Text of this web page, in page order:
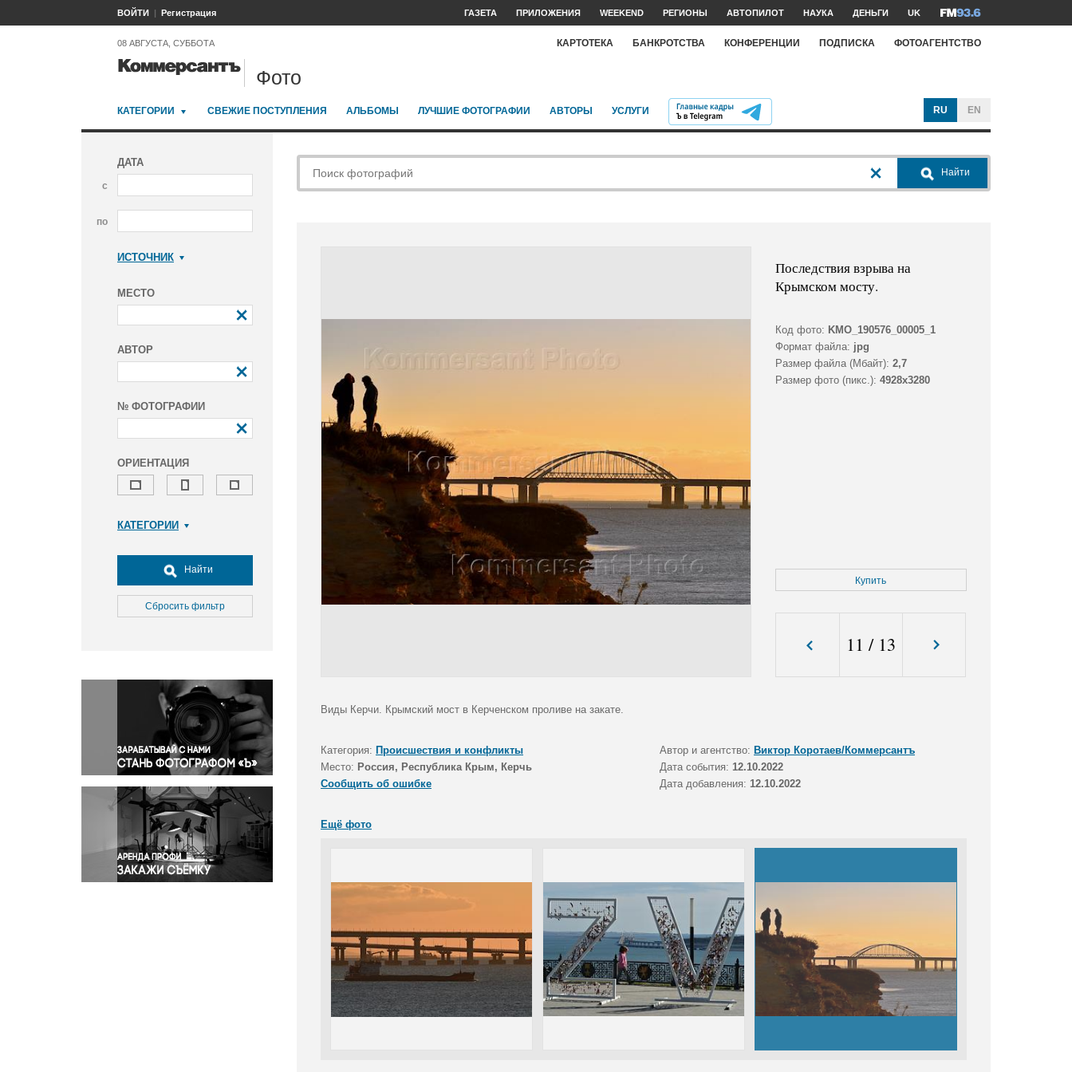
ВОЙТИ Регистрация ГАЗЕТА ПРИЛОЖЕНИЯ WEEKEND РЕГИОНЫ АВТОПИЛОТ НАУКА ДЕНЬГИ UK
08 АВГУСТА, СУББОТА КАРТОТЕКА БАНКРОТСТВА КОНФЕРЕНЦИИ ПОДПИСКА ФОТОАГЕНТСТВО
Фото
КАТЕГОРИИ СВЕЖИЕ ПОСТУПЛЕНИЯ АЛЬБОМЫ ЛУЧШИЕ ФОТОГРАФИИ АВТОРЫ УСЛУГИ RU EN
ДАТА
с
по
ИСТОЧНИК
МЕСТО
АВТОР
№ ФОТОГРАФИИ
ОРИЕНТАЦИЯ
КАТЕГОРИИ
Досуг, туризм и отдых
Культура
Медицина
Окружающая среда
Политика
Правосудие
Происшествия и конфликты
Религия
Светская жизнь
Спорт
Экология
Экономика и бизнес
Найти
Сбросить фильтр
Найти
Последствия взрыва на
Крымском мосту.
Код фото: KMO_190576_00005_1
Формат файла: jpg
Размер файла (Мбайт): 2,7
Размер фото (пикс.): 4928x3280
Купить
11 / 13
Виды Керчи. Крымский мост в Керченском проливе на закате.
Категория: Происшествия и конфликты Автор и агентство: Виктор Коротаев/Коммерсантъ
Место: Россия, Республика Крым, Керчь Дата события: 12.10.2022
Сообщить об ошибке
Дата добавления: 12.10.2022
Ещё фото